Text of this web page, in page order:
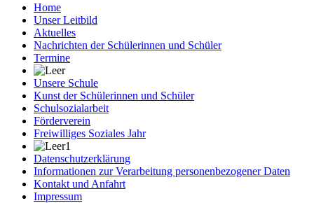
Home
Unser Leitbild
Aktuelles
Nachrichten der Schülerinnen und Schüler
Termine
Unsere Schule
Kunst der Schülerinnen und Schüler
Schulsozialarbeit
Förderverein
Freiwilliges Soziales Jahr
Datenschutzerklärung
Informationen zur Verarbeitung personenbezogener Daten
Kontakt und Anfahrt
Impressum